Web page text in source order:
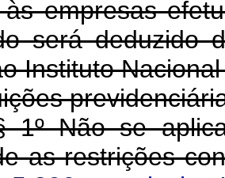
empresas
será deduzido
Instituto
1º Não se
as restrições